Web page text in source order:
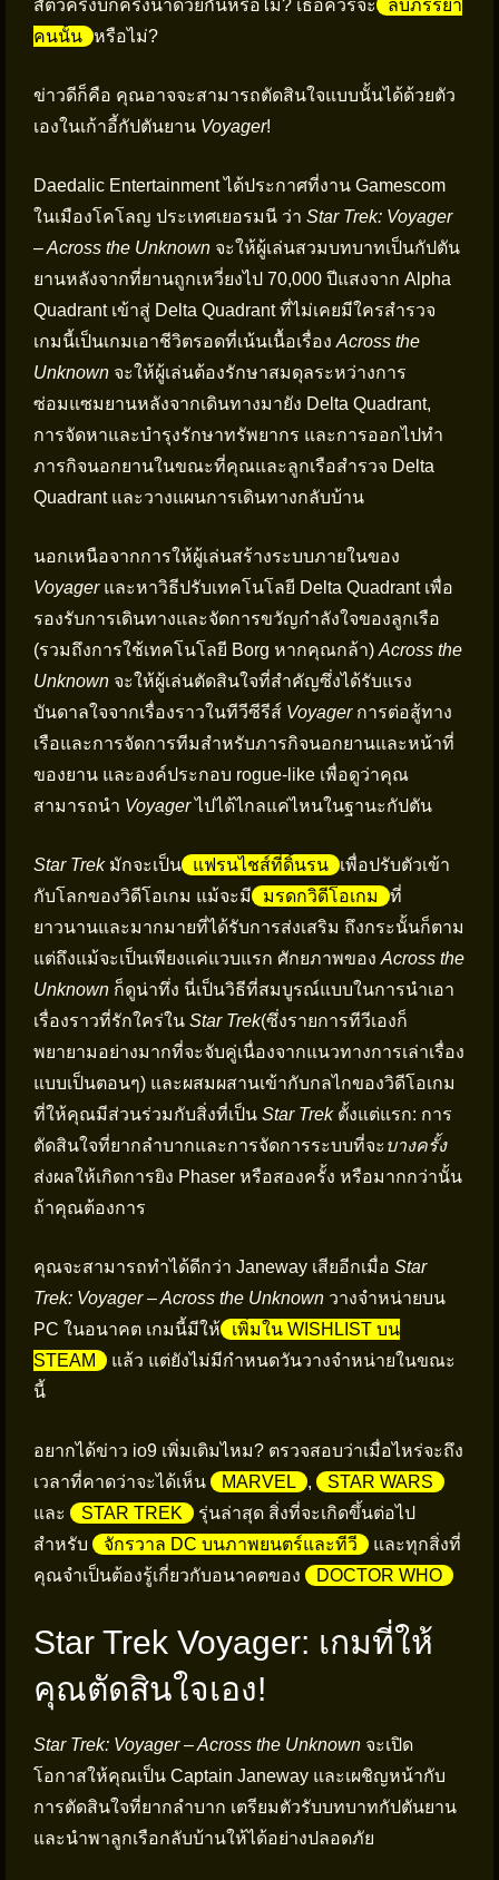
สัตว์ครึ่งบกครึ่งน้ำด้วยกันหรือไม่? เธอควรจะ
ลบภรรยา
คนนั้น หรือไม่?
ข่าวดีก็คือ คุณอาจจะสามารถตัดสินใจแบบนั้นได้ด้วยตัว
เองในเก้าอี้กัปตันยาน Voyager!
Daedalic Entertainment ได้ประกาศที่งาน Gamescom
ในเมืองโคโลญ ประเทศเยอรมนี ว่า Star Trek: Voyager
– Across the Unknown จะให้ผู้เล่นสวมบทบาทเป็นกัปตัน
ยานหลังจากที่ยานถูกเหวี่ยงไป 70,000 ปีแสงจาก Alpha
Quadrant เข้าสู่ Delta Quadrant ที่ไม่เคยมีใครสำรวจ
เกมนี้เป็นเกมเอาชีวิตรอดที่เน้นเนื้อเรื่อง Across the
Unknown จะให้ผู้เล่นต้องรักษาสมดุลระหว่างการ
ซ่อมแซมยานหลังจากเดินทางมายัง Delta Quadrant,
การจัดหาและบำรุงรักษาทรัพยากร และการออกไปทำ
ภารกิจนอกยานในขณะที่คุณและลูกเรือสำรวจ Delta
Quadrant และวางแผนการเดินทางกลับบ้าน
นอกเหนือจากการให้ผู้เล่นสร้างระบบภายในของ
Voyagerและหาวิธีปรับเทคโนโลยี Delta Quadrant เพื่อ
รองรับการเดินทางและจัดการขวัญกำลังใจของลูกเรือ
(รวมถึงการใช้เทคโนโลยี Borg หากคุณกล้า) Across the
Unknown จะให้ผู้เล่นตัดสินใจที่สำคัญซึ่งได้รับแรง
บันดาลใจจากเรื่องราวในทีวีซีรีส์ Voyagerการต่อสู้ทาง
เรือและการจัดการทีมสำหรับภารกิจนอกยานและหน้าที่
ของยาน และองค์ประกอบ rogue-like เพื่อดูว่าคุณ
สามารถนำ Voyagerไปได้ไกลแค่ไหนในฐานะกัปตัน
Star Trekมักจะเป็น แฟรนไชส์ที่ดิ้นรน
เพื่อปรับตัวเข้า
กับโลกของวิดีโอเกม แม้จะมี
มรดกวิดีโอเกม
ที่
ยาวนานและมากมายที่ได้รับการส่งเสริม ถึงกระนั้นก็ตาม
แต่ถึงแม้จะเป็นเพียงแค่แวบแรก ศักยภาพของ Across the
Unknown ก็ดูน่าทึ่ง นี่เป็นวิธีที่สมบูรณ์แบบในการนำเอา
เรื่องราวที่รักใคร่ใน Star Trek(ซึ่งรายการทีวีเองก็
พยายามอย่างมากที่จะจับคู่เนื่องจากแนวทางการเล่าเรื่อง
แบบเป็นตอนๆ) และผสมผสานเข้ากับกลไกของวิดีโอเกม
ที่ให้คุณมีส่วนร่วมกับสิ่งที่เป็น Star Trekตั้งแต่แรก: การ
ตัดสินใจที่ยากลำบากและการจัดการระบบที่จะ บางครั้ง
ส่งผลให้เกิดการยิง Phaser หรือสองครั้ง หรือมากกว่านั้น
ถ้าคุณต้องการ
คุณจะสามารถทำได้ดีกว่า Janeway เสียอีกเมื่อ Star
Trek: Voyager – Across the Unknown วางจำหน่ายบน
PC ในอนาคต เกมนี้มีให้
เพิ่มใน WISHLIST บน
STEAM
แล้ว แต่ยังไม่มีกำหนดวันวางจำหน่ายในขณะ
นี้
อยากได้ข่าว io9 เพิ่มเติมไหม? ตรวจสอบว่าเมื่อไหร่จะถึง
เวลาที่คาดว่าจะได้เห็น
MARVEL ,
STAR WARS
และ
STAR TREK
รุ่นล่าสุด สิ่งที่จะเกิดขึ้นต่อไป
สำหรับ
จักรวาล DC บนภาพยนตร์และทีวี
และทุกสิ่งที่
คุณจำเป็นต้องรู้เกี่ยวกับอนาคตของ
DOCTOR WHO
Star Trek Voyager: เกมที่ให้
คุณตัดสินใจเอง!
Star Trek: Voyager – Across the Unknown จะเปิด
โอกาสให้คุณเป็น Captain Janeway และเผชิญหน้ากับ
การตัดสินใจที่ยากลำบาก เตรียมตัวรับบทบาทกัปตันยาน
และนำพาลูกเรือกลับบ้านให้ได้อย่างปลอดภัย